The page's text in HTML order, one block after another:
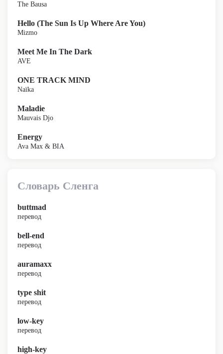
The Bausa
Hello (The Sun Is Up Where Are You)
Mizmo
Meet Me In The Dark
AVE
ONE TRACK MIND
Naïka
Maladie
Mauvais Djo
Energy
Ava Max & BIA
Словарь Сленга
buttmad
перевод
bell-end
перевод
auramaxx
перевод
type shit
перевод
low-key
перевод
high-key